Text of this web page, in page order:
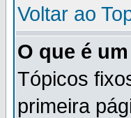
Voltar ao
O que é
Tópicos
primeira